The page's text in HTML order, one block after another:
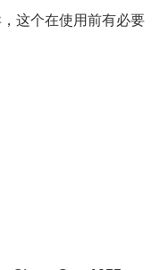
这个在使用前有必要